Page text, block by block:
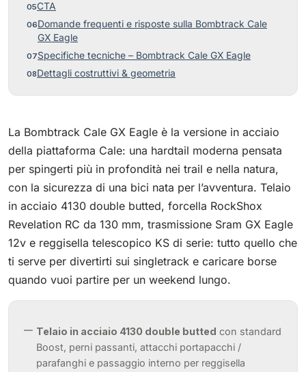
CTA
Domande frequenti e risposte sulla Bombtrack Cale
GX Eagle
Specifiche tecniche – Bombtrack Cale GX Eagle
Dettagli costruttivi & geometria
La Bombtrack Cale GX Eagle è la versione in acciaio
della piattaforma Cale: una hardtail moderna pensata
per spingerti più in profondità nei trail e nella natura,
con la sicurezza di una bici nata per l’avventura. Telaio
in acciaio 4130 double butted, forcella RockShox
Revelation RC da 130 mm, trasmissione Sram GX Eagle
12v e reggisella telescopico KS di serie: tutto quello che
ti serve per divertirti sui singletrack e caricare borse
quando vuoi partire per un weekend lungo.
Telaio in acciaio 4130 double butted con standard
Boost, perni passanti, attacchi portapacchi /
parafanghi e passaggio interno per reggisella